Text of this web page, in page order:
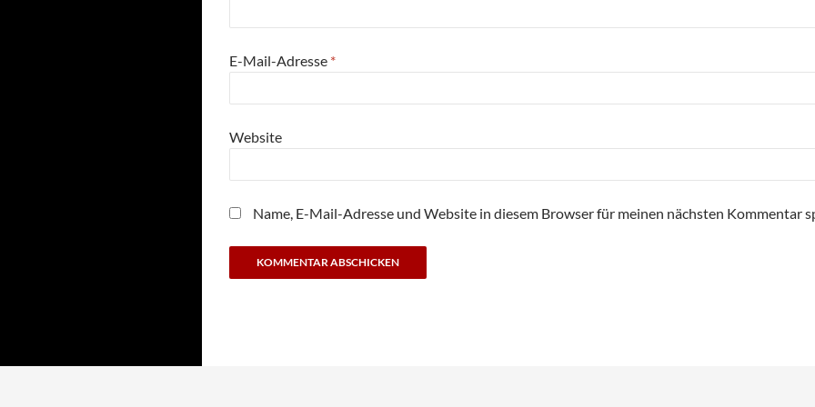
E-Mail-Adresse *
Website
Name, E-Mail-Adresse und Website in diesem Browser für meinen nächsten Kommentar